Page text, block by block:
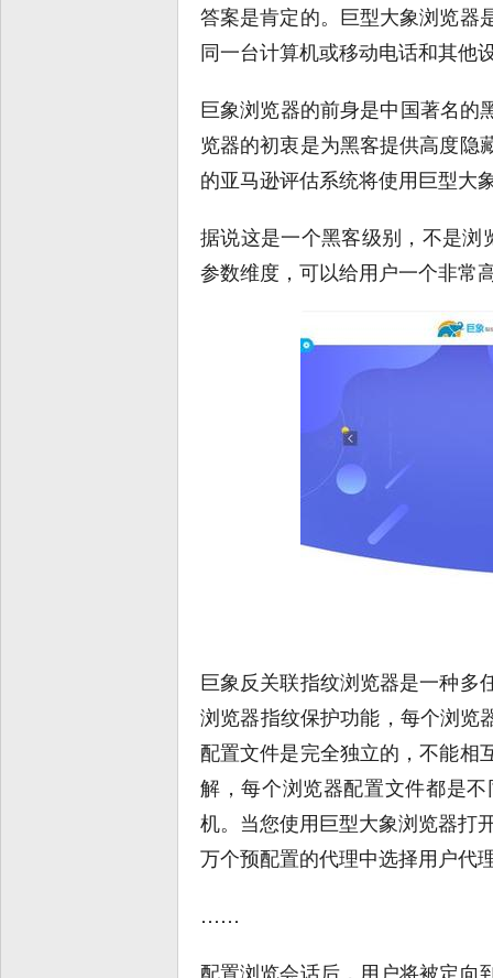
答案是肯定的。巨型大象浏览器
同一台计算机或移动电话和其他
巨象浏览器的前身是中国著名的
览器的初衷是为黑客提供高度隐
的亚马逊评估系统将使用巨型大
据说这是一个黑客级别，不是浏
参数维度，可以给用户一个非常
巨象反关联指纹浏览器是一种多
浏览器指纹保护功能，每个浏览
配置文件是完全独立的，不能相
解，每个浏览器配置文件都是
机。当您使用巨型大象浏览器打
万个预配置的代理中选择用户代
……
配置浏览会话后，用户将被定向